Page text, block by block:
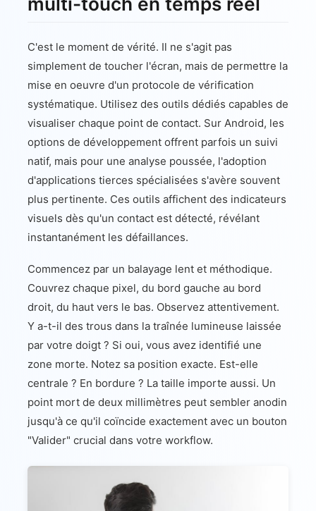
C'est le moment de vérité. Il ne s'agit pas
simplement de toucher l'écran, mais de permettre la
mise en oeuvre d'un protocole de vérification
systématique. Utilisez des outils dédiés capables de
visualiser chaque point de contact. Sur Android, les
options de développement offrent parfois un suivi
natif, mais pour une analyse poussée, l'adoption
d'applications tierces spécialisées s'avère souvent
plus pertinente. Ces outils affichent des indicateurs
visuels dès qu'un contact est détecté, révélant
instantanément les défaillances.
Commencez par un balayage lent et méthodique.
Couvrez chaque pixel, du bord gauche au bord
droit, du haut vers le bas. Observez attentivement.
Y a-t-il des trous dans la traînée lumineuse laissée
par votre doigt ? Si oui, vous avez identifié une
zone morte. Notez sa position exacte. Est-elle
centrale ? En bordure ? La taille importe aussi. Un
point mort de deux millimètres peut sembler anodin
jusqu'à ce qu'il coïncide exactement avec un bouton
"Valider" crucial dans votre workflow.